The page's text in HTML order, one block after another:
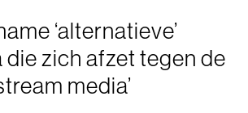
‘alternatieve’
die zich afzet tegen de
media’